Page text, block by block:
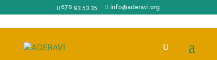
676 93 53 35 info@aderavi.org